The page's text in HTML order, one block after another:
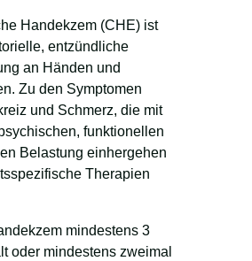
Handekzem (CHE) ist
entzündliche
an Händen und
Zu den Symptomen
und Schmerz, die mit
funktionellen
Belastung einhergehen
Therapien
mindestens 3
oder mindestens zweimal